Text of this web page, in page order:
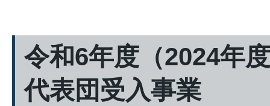
令和6年度（2024年
代表団受入事業